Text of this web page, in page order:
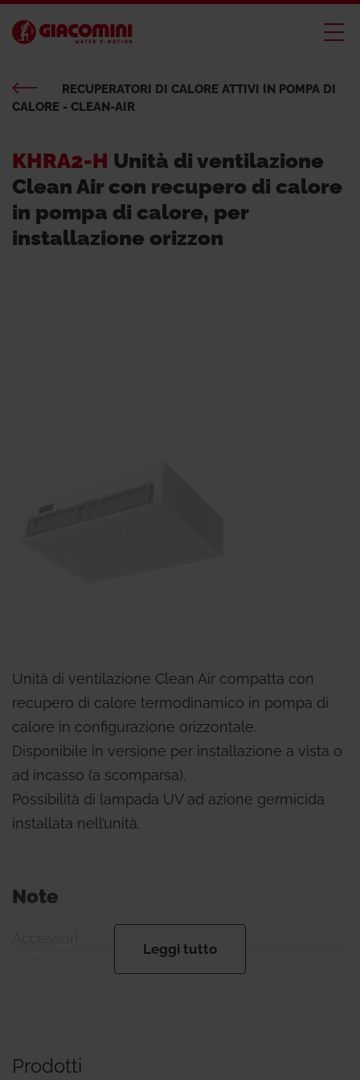
RECUPERATORI DI CALORE ATTIVI IN POMPA DI
CALORE - CLEAN-AIR
KHRA2-H Unità di ventilazione
Clean Air con recupero di calore
in pompa di calore, per
installazione orizzon
Unità di ventilazione Clean Air compatta con
recupero di calore termodinamico in pompa di
calore in configurazione orizzontale.
Disponibile in versione per installazione a vista o
ad incasso (a scomparsa).
Possibilità di lampada UV ad azione germicida
installata nell’unità.
Note
KHR-CL: pannello di controllo per installazione a
Attacchi aria:
Leggi tutto
Prodotti